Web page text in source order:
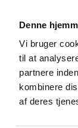
Denne
Vi bruger
til at
partnere
kombinere
af deres